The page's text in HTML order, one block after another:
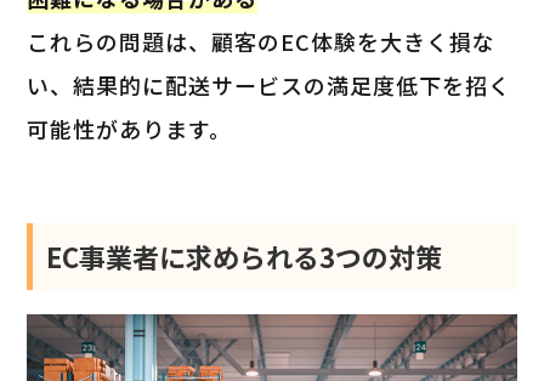
これらの問題は、顧客のEC体験を大きく損な
い、結果的に配送サービスの満足度低下を招く
可能性があります。
EC事業者に求められる3つの対策